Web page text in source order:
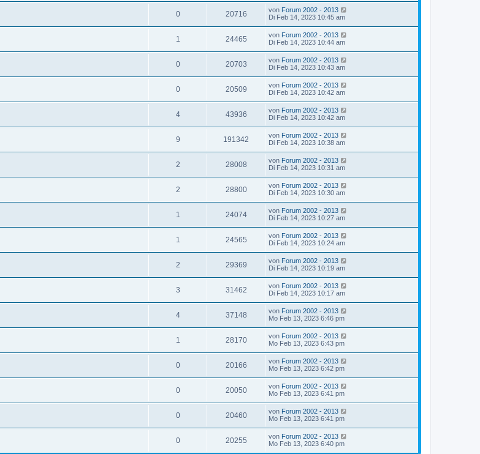
0 20716 von Forum 2002 - 2013
Di Feb 14, 2023 10:45 am
1 24465 von Forum 2002 - 2013
Di Feb 14, 2023 10:44 am
0 20703 von Forum 2002 - 2013
Di Feb 14, 2023 10:43 am
0 20509 von Forum 2002 - 2013
Di Feb 14, 2023 10:42 am
4 43936 von Forum 2002 - 2013
Di Feb 14, 2023 10:42 am
9 191342 von Forum 2002 - 2013
Di Feb 14, 2023 10:38 am
2 28008 von Forum 2002 - 2013
Di Feb 14, 2023 10:31 am
2 28800 von Forum 2002 - 2013
Di Feb 14, 2023 10:30 am
1 24074 von Forum 2002 - 2013
Di Feb 14, 2023 10:27 am
1 24565 von Forum 2002 - 2013
Di Feb 14, 2023 10:24 am
2 29369 von Forum 2002 - 2013
Di Feb 14, 2023 10:19 am
3 31462 von Forum 2002 - 2013
Di Feb 14, 2023 10:17 am
4 37148 von Forum 2002 - 2013
Mo Feb 13, 2023 6:46 pm
1 28170 von Forum 2002 - 2013
Mo Feb 13, 2023 6:43 pm
0 20166 von Forum 2002 - 2013
Mo Feb 13, 2023 6:42 pm
0 20050 von Forum 2002 - 2013
Mo Feb 13, 2023 6:41 pm
0 20460 von Forum 2002 - 2013
Mo Feb 13, 2023 6:41 pm
0 20255 von Forum 2002 - 2013
Mo Feb 13, 2023 6:40 pm